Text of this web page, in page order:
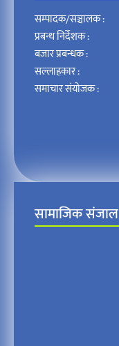
सम्पादक/सञ्चालक :
प्रबन्ध निर्देशक :
बजार प्रबन्धक :
सल्लाहकार :
समाचार संयोजक :
सामाजिक संजाल